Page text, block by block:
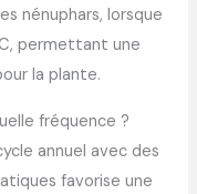
nénuphars, lorsque
permettant une
la plante.
fréquence ?
annuel avec des
favorise une